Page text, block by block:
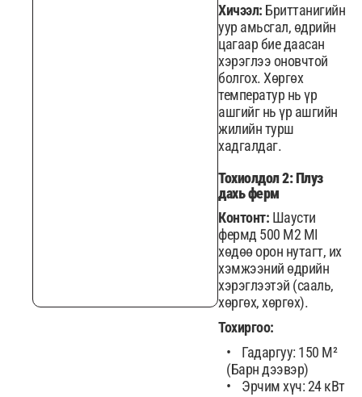
Хичээл: Бриттанигийн
уур амьсгал, өдрийн
цагаар бие даасан
хэрэглээ оновчтой
болгох. Хөргөх
температур нь үр
ашгийг нь үр ашгийн
жилийн турш
хадгалдаг.
Тохиолдол 2: Плуз
дахь ферм
Контонт: Шаусти
фермд 500 M2 MI
хөдөө орон нутагт, их
хэмжээний өдрийн
хэрэглээтэй (сааль,
хөргөх, хөргөх).
Тохиргоо:
Гадаргуу: 150 M²
(Барн дээвэр)
Эрчим хүч: 24 кВт